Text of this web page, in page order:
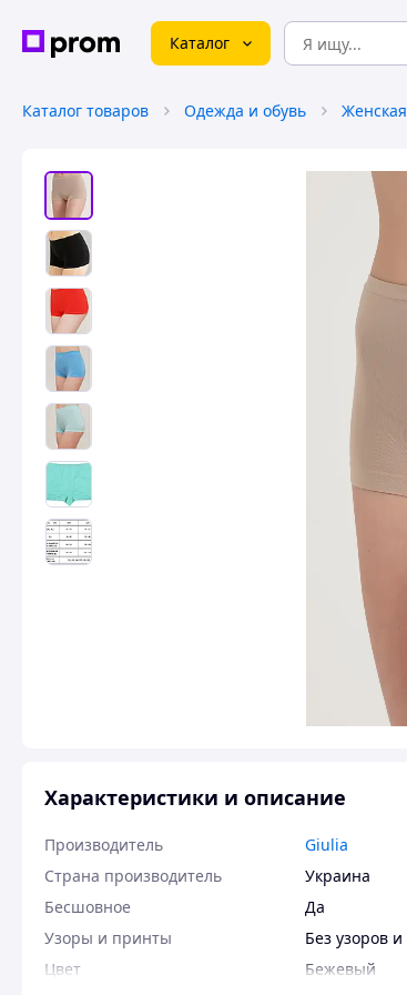
Каталог
Каталог товаров Одежда и обувь
Характеристики и описание
Производитель
Giulia
Страна производитель
Украина
Бесшовное
Да
Узоры и принты
Без узоров
Цвет
Бежевый